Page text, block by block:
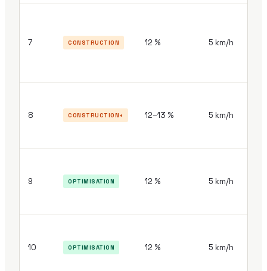
7 CONSTRUCTION 12 % 5 km/h
8 CONSTRUCTION+ 12–13 % 5 km/h
9 OPTIMISATION 12 % 5 km/h
10 OPTIMISATION 12 % 5 km/h